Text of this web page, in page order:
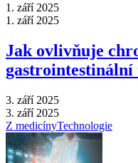
1. září 2025
1. září 2025
Jak ovlivňuje
3. září 2025
3. září 2025
Z medicínyTechnologie